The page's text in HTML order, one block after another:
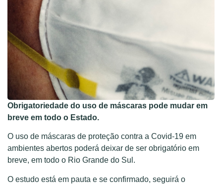
Obrigatoriedade do uso de máscaras pode mudar em
breve em todo o Estado.
O uso de máscaras de proteção contra a Covid-19 em
ambientes abertos poderá deixar de ser obrigatório em
breve, em todo o Rio Grande do Sul.
O estudo está em pauta e se confirmado, seguirá o